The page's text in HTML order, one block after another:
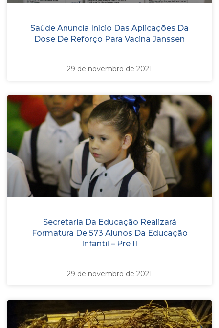
Saúde Anuncia Início Das Aplicações Da
Dose De Reforço Para Vacina Janssen
29 de novembro de 2021
Secretaria Da Educação Realizará
Formatura De 573 Alunos Da Educação
Infantil – Pré II
29 de novembro de 2021